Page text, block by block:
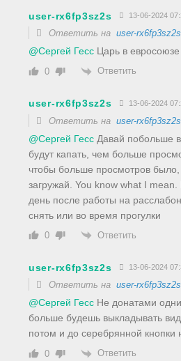
user-rx6fp3sz2s 13-06-2024
Ответить на user-rx6fp3sz2s
@Сергей Гесс Царь в
0 Ответить
user-rx6fp3sz2s 13-06-2024
Ответить на user-rx6fp3sz2s
@Сергей Гесс Давай побольше
будут капать, чем больше
чтобы больше просмотров
загружай. You know what I
день после работы на
снять или во время прогулки
0 Ответить
user-rx6fp3sz2s 13-06-2024
Ответить на user-rx6fp3sz2s
@Сергей Гесс Не донатами
больше будешь выкладывать
потом и до серебрянной кнопки
0 Ответить